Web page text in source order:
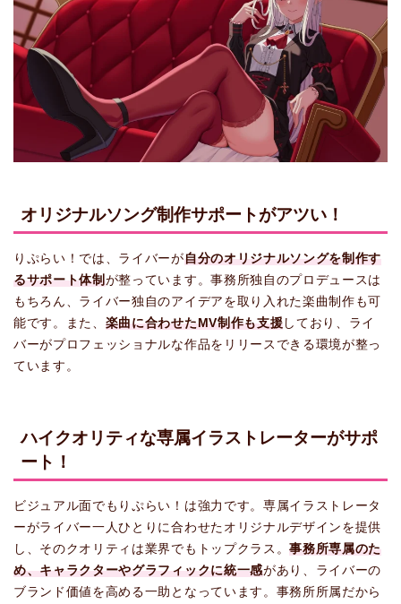
オリジナルソング制作サポートがアツい！
りぷらい！では、ライバーが自分のオリジナルソングを制作す
るサポート体制が整っています。事務所独自のプロデュースは
もちろん、ライバー独自のアイデアを取り入れた楽曲制作も可
能です。また、 楽曲に合わせたMV制作も支援 しており、ライ
バーがプロフェッショナルな作品をリリースできる環境が整っ
ています。
ハイクオリティな専属イラストレーターがサポ
ート！
ビジュアル面でもりぷらい！は強力です。専属イラストレータ
ーがライバー一人ひとりに合わせたオリジナルデザインを提供
し、そのクオリティは業界でもトップクラス。事務所専属のた
め、キャラクターやグラフィックに統一感があり、ライバーの
ブランド価値を高める一助となっています。事務所所属だから